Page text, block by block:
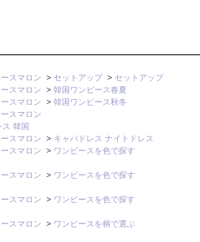
スマロン > セットアップ > セットアップ
スマロン
> 韓国ワンピース春夏
スマロン
> 韓国ワンピース秋冬
スマロン
ス 韓国
スマロン
> キャバドレス ナイトドレス
スマロン
> ワンピースを色で探す
スマロン
> ワンピースを色で探す
スマロン
> ワンピースを色で探す
スマロン
> ワンピースを柄で選ぶ